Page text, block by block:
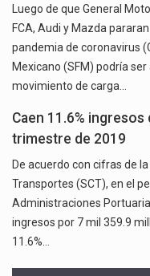
Luego de que General
FCA, Audi y Mazda
pandemia de coronavirus
Mexicano (SFM) podría
movimiento de carga…
Caen 11.6%
trimestre de 2019
De acuerdo con cifras de
Transportes (SCT), en el
Administraciones
ingresos por 7 mil 359.9
11.6%…